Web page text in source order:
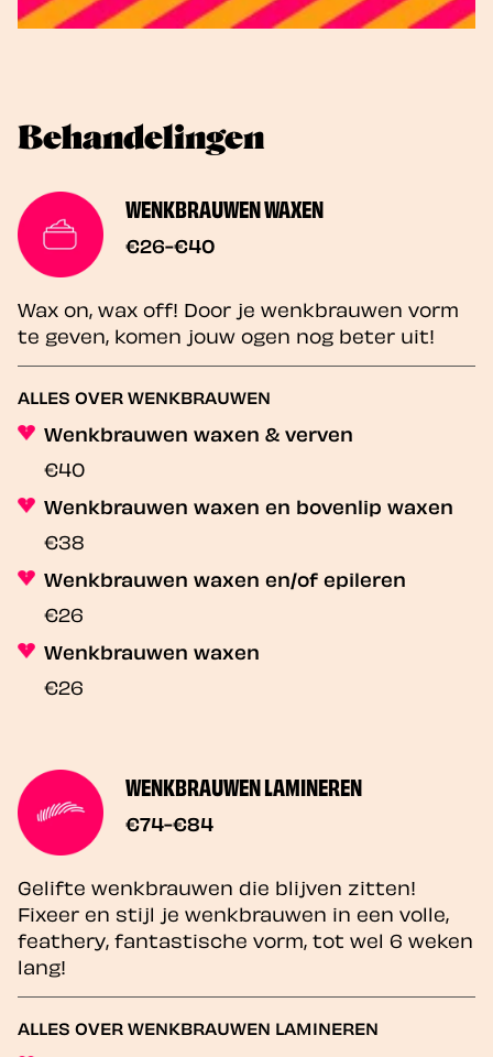
Behandelingen
WENKBRAUWEN WAXEN
€26-€40
Wax on, wax off! Door je wenkbrauwen vorm
te geven, komen jouw ogen nog beter uit!
ALLES OVER WENKBRAUWEN
Wenkbrauwen waxen & verven
€40
Wenkbrauwen waxen en bovenlip waxen
€38
Wenkbrauwen waxen en/of epileren
€26
Wenkbrauwen waxen
€26
WENKBRAUWEN LAMINEREN
€74-€84
Gelifte wenkbrauwen die blijven zitten!
Fixeer en stijl je wenkbrauwen in een volle,
feathery, fantastische vorm, tot wel 6 weken
lang!
ALLES OVER WENKBRAUWEN LAMINEREN